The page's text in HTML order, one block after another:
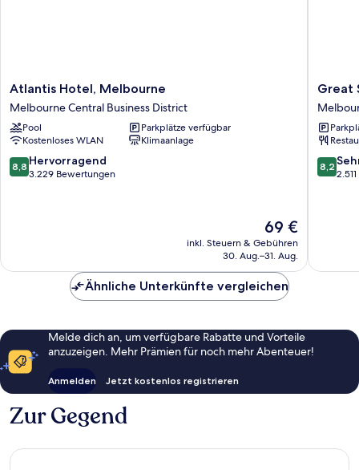
Atlantis
Hotel,
Melbourne
Melbourne
Central
Business
District
Atlantis Hotel, Melbourne
Melbourne Central Business District
Pool
Parkplätze verfügbar
Kostenloses WLAN
Klimaanlage
8.8
von
8,8 Hervorragend
3.229 Bewertungen
Der
Preis
beträgt
69 €
inkl. Steuern & Gebühren
30. Aug.–31. Aug.
Great
Hotel
Central
Business
Great
8.2
von
8,2
Ähnliche Unterkünfte vergleichen
Melde dich an, um verfügbare Rabatte und Vorteile
anzuzeigen. Mehr Prämien für noch mehr Abenteuer!
Anmelden Jetzt kostenlos registrieren
Zur Gegend